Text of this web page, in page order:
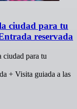
ciudad para tu
reservada
ciudad para tu
+ Visita guiada a las